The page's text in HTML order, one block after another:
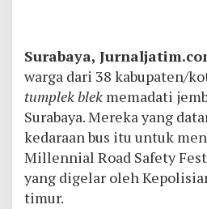
Surabaya,
warga dari 38 kabupaten/
tumplek blek memadati
Surabaya. Mereka yang
kedaraan bus itu untuk
Millennial Road Safety
yang digelar oleh
timur.